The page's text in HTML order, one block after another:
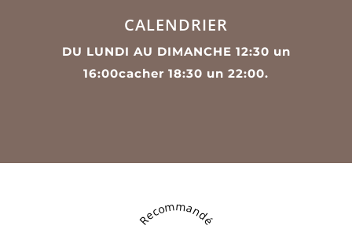
CALENDRIER
DU LUNDI AU DIMANCHE 12:30 un
16:00cacher 18:30 un 22:00.
Recommandé